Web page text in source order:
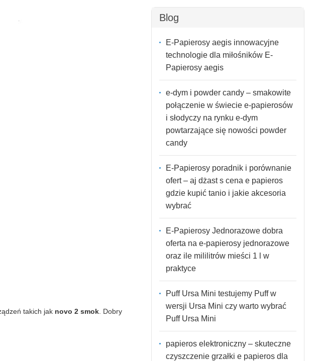
takich jak novo 2 smok . Dobry
Blog
E-Papierosy aegis innowacyjne
technologie dla miłośników E-
Papierosy aegis
e-dym i powder candy – smakowite
połączenie w świecie e-papierosów
i słodyczy na rynku e-dym
powtarzające się nowości powder
candy
E-Papierosy poradnik i porównanie
ofert – aj dżast s cena e papieros
gdzie kupić tanio i jakie akcesoria
wybrać
E-Papierosy Jednorazowe dobra
oferta na e-papierosy jednorazowe
oraz ile mililitrów mieści 1 l w
praktyce
Puff Ursa Mini testujemy Puff w
wersji Ursa Mini czy warto wybrać
Puff Ursa Mini
papieros elektroniczny – skuteczne
czyszczenie grzałki e papieros dla